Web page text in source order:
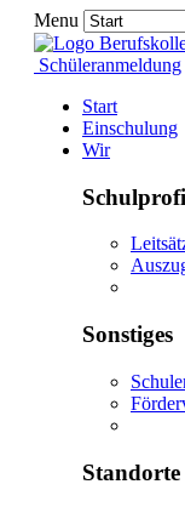
Menu
Schüleranmeldung
Start
Einschulung
Wir
Sonstiges
Standorte